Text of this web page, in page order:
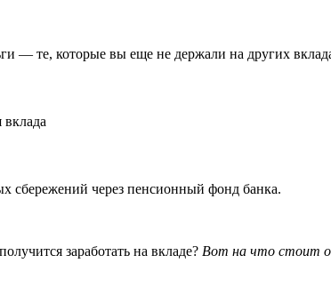
— те, которые вы еще не держали на других
сбережений через пенсионный фонд банка.
заработать на вкладе? Вот на что стоит